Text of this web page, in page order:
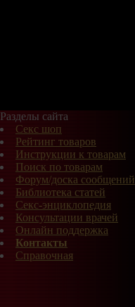
Разделы сайта
Секс шоп
Рейтинг товаров
Инструкции к товарам
Поиск по товарам
Форум/доска сообщений
Библиотека статей
Секс-энциклопедия
Консультации врачей
Онлайн поддержка
Контакты
Справочная